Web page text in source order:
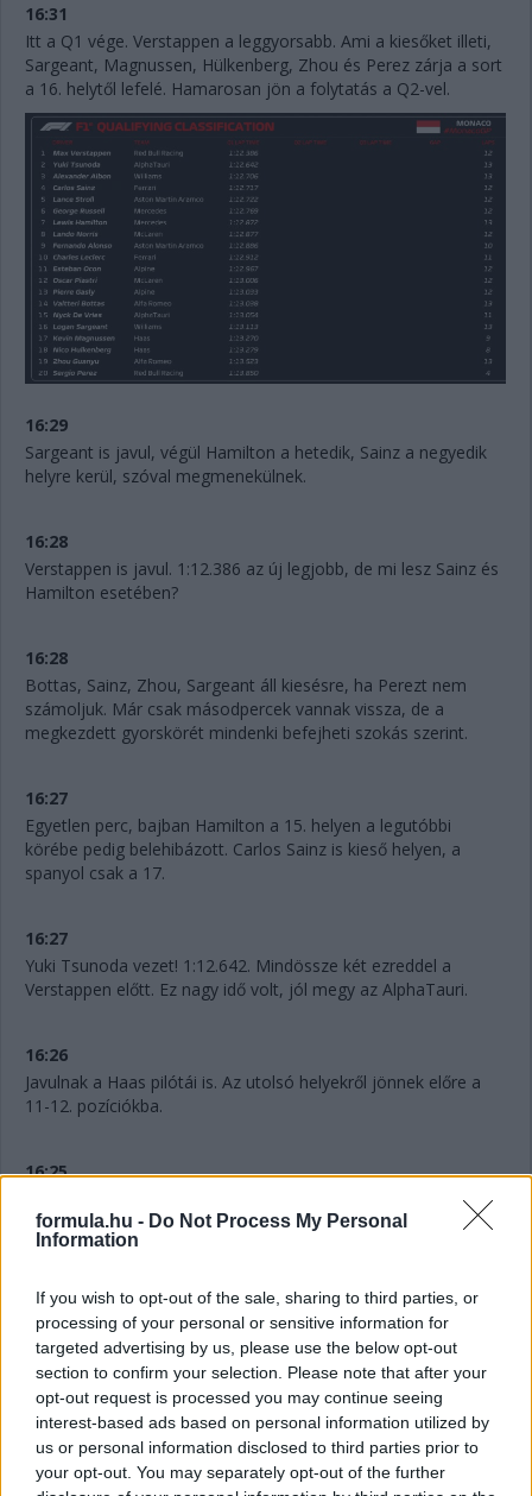
formula.hu - Do Not Process My Personal
Information
If you wish to opt-out of the sale, sharing to third parties, or
processing of your personal or sensitive information for
targeted advertising by us, please use the below opt-out
section to confirm your selection. Please note that after your
opt-out request is processed you may continue seeing
interest-based ads based on personal information utilized by
us or personal information disclosed to third parties prior to
your opt-out. You may separately opt-out of the further
16:31
Itt a Q1 vége. Verstappen a leggyorsabb. Ami a kiesőket illeti,
Sargeant, Magnussen, Hülkenberg, Zhou és Perez zárja a sort
a 16. helytől lefelé. Hamarosan jön a folytatás a Q2-vel.
16:29
Sargeant is javul, végül Hamilton a hetedik, Sainz a negyedik
helyre kerül, szóval megmenekülnek.
16:28
Verstappen is javul. 1:12.386 az új legjobb, de mi lesz Sainz és
Hamilton esetében?
16:28
Bottas, Sainz, Zhou, Sargeant áll kiesésre, ha Perezt nem
számoljuk. Már csak másodpercek vannak vissza, de a
megkezdett gyorskörét mindenki befejheti szokás szerint.
16:27
Egyetlen perc, bajban Hamilton a 15. helyen a legutóbbi
körébe pedig belehibázott. Carlos Sainz is kieső helyen, a
spanyol csak a 17.
16:27
Yuki Tsunoda vezet! 1:12.642. Mindössze két ezreddel a
Verstappen előtt. Ez nagy idő volt, jól megy az AlphaTauri.
16:26
Javulnak a Haas pilótái is. Az utolsó helyekről jönnek előre a
11-12. pozíciókba.
16:25
Vannak itt érdekességek... Tsunoda lila első szektort dobott.
Verstappen az első helyen, a címvédő 1:12.644-et ment.
Eközben Leclerc bár veszített az utolsó szektorban, még így is
harmadik. Verstappen, Alonso, Leclerc az első három, de Stroll
is dicséretes a negyedik helyével. Három perccel a Q1 vége
előtt mögöttük. Ocon, Russell, Gasly, Tsunoda, Norris és De
Vries az első tízben.
16:23